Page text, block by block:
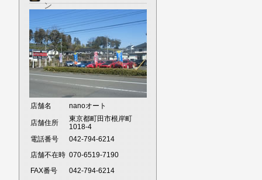
ン
店舗名 nanoオート
店舗住所
東京都町田市根岸町
1018-4
電話番号
042-794-6214
店舗不在時 070-6519-7190
FAX番号
042-794-6214